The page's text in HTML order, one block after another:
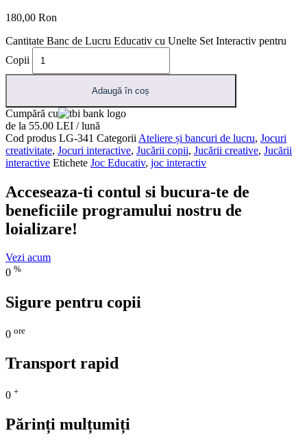
180,00 Ron
Cantitate Banc de Lucru Educativ cu Unelte Set Interactiv pentru
Copii
Adaugă în coș
Cumpără cu
de la 55.00 LEI / lună
Cod produs LG-341 Categorii Ateliere și bancuri de lucru, Jocuri
creativitate, Jocuri interactive, Jucării copii, Jucării creative, Jucării
interactive Etichete Joc Educativ, joc interactiv
Acceseaza-ti contul si bucura-te de
beneficiile programului nostru de
loializare!
Vezi acum
0 %
Sigure pentru copii
0 ore
Transport rapid
0 +
Părinți mulțumiți